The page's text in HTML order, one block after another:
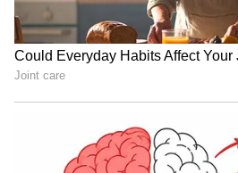
Image Credit :Getty
ఫ్రిజ్ శుభ్రం చేయడం లేదా?
పెడతారు. కానీ, ఫ్రిజ్ ని శుభ్రం
ఫలితంగా..ఫ్రిజ్ లో దుమ్ము , ధూళి